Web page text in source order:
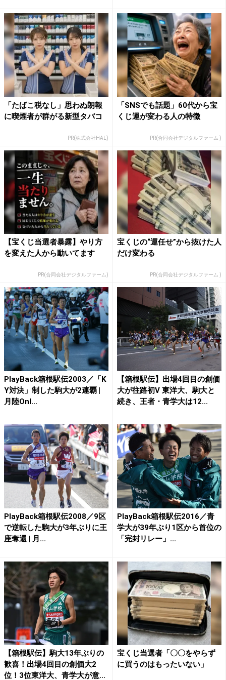
「たばこ税なし」思わぬ朗報
に喫煙者が群がる新型タバコ
PR(株式会社HAL)
「SNSでも話題」60代から宝
くじ運が変わる人の特徴
PR(合同会社デジタルファーム )
【宝くじ当選者暴露】やり方
を変えた人から動いてます
PR(合同会社デジタルファーム)
宝くじの“運任せ”から抜けた人
だけ変わる
PR(合同会社デジタルファーム )
PlayBack箱根駅伝2003／「K
Y対決」制した駒大が2連覇 |
月陸Onl...
【箱根駅伝】出場4回目の創価
大が往路初V 東洋大、駒大と
続き、王者・青学大は12...
PlayBack箱根駅伝2008／9区
で逆転した駒大が3年ぶりに王
座奪還 | 月...
PlayBack箱根駅伝2016／青
学大が39年ぶり1区から首位の
「完封リレー」...
【箱根駅伝】駒大13年ぶりの
歓喜！出場4回目の創価大2
位！3位東洋大、青学大が意...
宝くじ当選者「〇〇をやらず
に買うのはもったいない」